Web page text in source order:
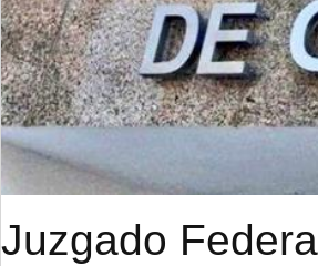
Juzgado